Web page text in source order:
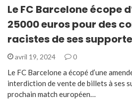
Le FC Barcelone écope
25000 euros pour des
racistes de ses
avril 19, 2024 0
Le FC Barcelone a écopé d’une
interdiction de vente de billets à ses
prochain match européen…